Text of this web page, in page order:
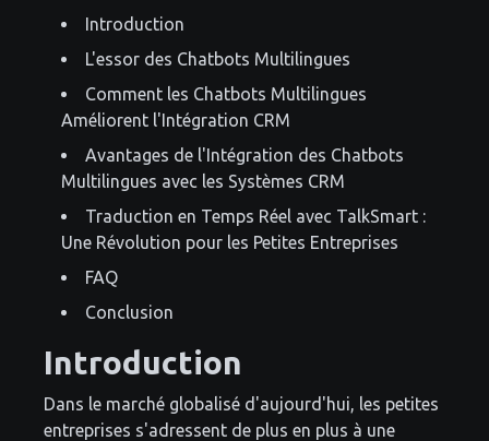
Introduction
L'essor des Chatbots Multilingues
Comment les Chatbots Multilingues
Améliorent l'Intégration CRM
Avantages de l'Intégration des Chatbots
Multilingues avec les Systèmes CRM
Traduction en Temps Réel avec TalkSmart :
Une Révolution pour les Petites Entreprises
FAQ
Conclusion
Introduction
Dans le marché globalisé d'aujourd'hui, les petites
entreprises s'adressent de plus en plus à une